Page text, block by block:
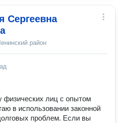
Сергеевна
район
физических лиц с опытом
в использовании законной
проблем. Если вы